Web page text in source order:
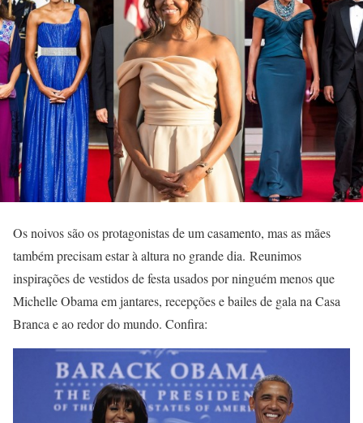
Os noivos são os protagonistas de um casamento, mas as mães
também precisam estar à altura no grande dia. Reunimos
inspirações de vestidos de festa usados por ninguém menos que
Michelle Obama em jantares, recepções e bailes de gala na Casa
Branca e ao redor do mundo. Confira: